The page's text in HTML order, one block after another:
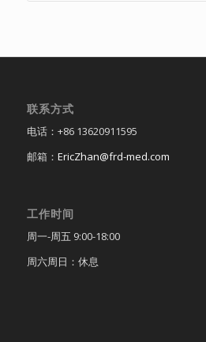
联系方式
电话：+86 13620911595
邮箱： EricZhan@frd-med.com
工作时间
周一-周五 9:00-18:00
周六周日：休息